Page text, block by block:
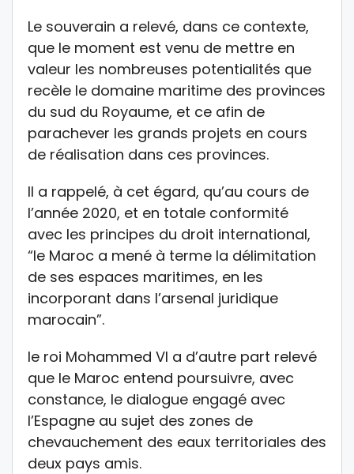
Le souverain a relevé, dans ce contexte,
que le moment est venu de mettre en
valeur les nombreuses potentialités que
recèle le domaine maritime des provinces
du sud du Royaume, et ce afin de
parachever les grands projets en cours
de réalisation dans ces provinces.
Il a rappelé, à cet égard, qu’au cours de
l’année 2020, et en totale conformité
avec les principes du droit international,
“le Maroc a mené à terme la délimitation
de ses espaces maritimes, en les
incorporant dans l’arsenal juridique
marocain”.
le roi Mohammed VI a d’autre part relevé
que le Maroc entend poursuivre, avec
constance, le dialogue engagé avec
l’Espagne au sujet des zones de
chevauchement des eaux territoriales des
deux pays amis.